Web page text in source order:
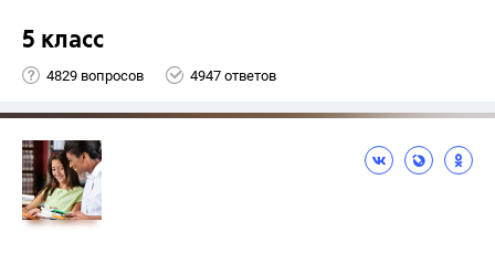
5 класс
4829 вопросов 4947 ответов